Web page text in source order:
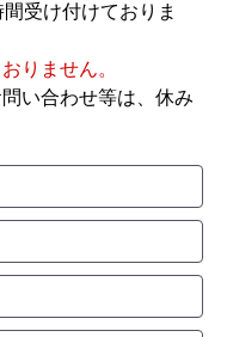
受け付けておりま
りません。
い合わせ等は、休み